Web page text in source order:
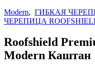
Modern, ГИБКАЯ
ЧЕРЕПИЦА
Roofshield
Modern Каштан